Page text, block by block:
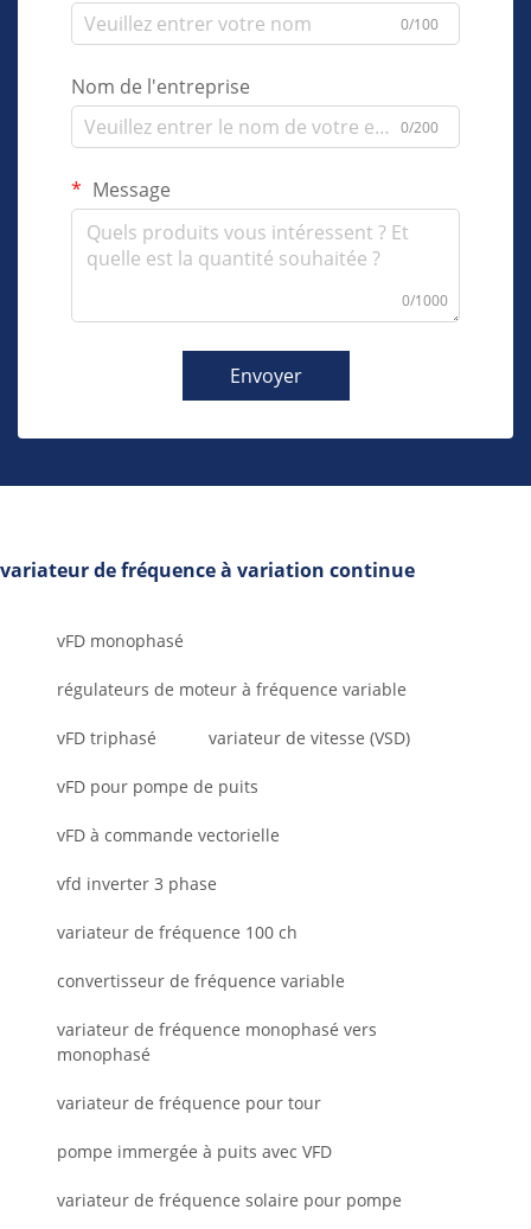
0/100
Nom de l'entreprise
0/200
Message
0/1000
Envoyer
variateur de fréquence à variation continue
vFD monophasé
régulateurs de moteur à fréquence variable
vFD triphasé variateur de vitesse (VSD)
vFD pour pompe de puits
vFD à commande vectorielle
vfd inverter 3 phase
variateur de fréquence 100 ch
convertisseur de fréquence variable
variateur de fréquence monophasé vers
monophasé
variateur de fréquence pour tour
pompe immergée à puits avec VFD
variateur de fréquence solaire pour pompe